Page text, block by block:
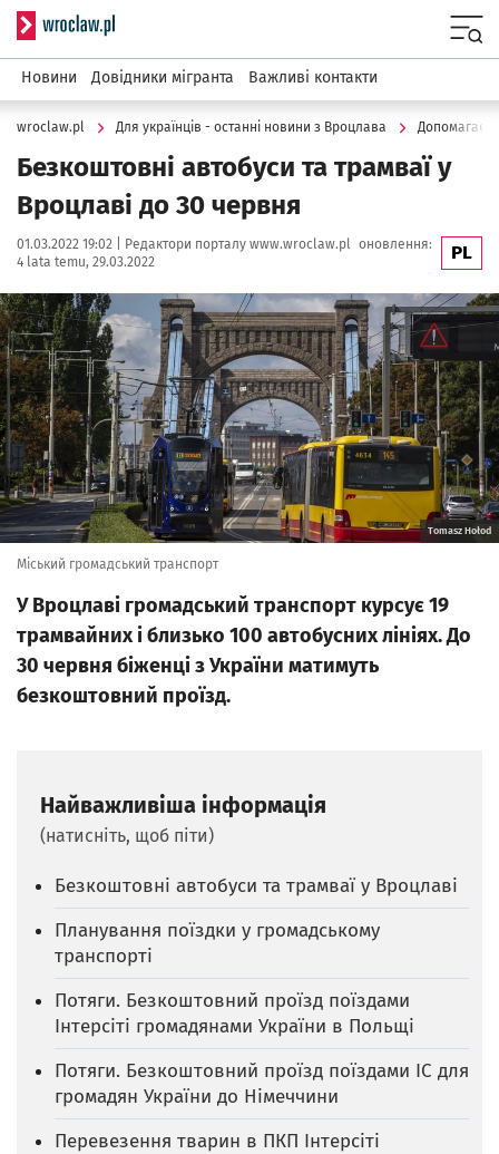
Serwis informacyjny wroclaw.pl
Новини Довідники мігранта Важливі контакти
wroclaw.pl Для українців - останні новини з Вроцлава
Безкоштовні автобуси та трамваї у
Вроцлаві до 30 червня
Data publikacji:
01.03.2022 19:02 | Autor:
Редактори порталу www.wroclaw.pl оновлення:
4 lata temu, 29.03.2022
PL
Kliknij, aby powiększyć
Tomasz Hołod
Міський громадський транспорт
У Вроцлаві громадський транспорт курсує 19
трамвайних і близько 100 автобусних лініях. До
30 червня біженці з України матимуть
безкоштовний проїзд.
Найважливіша інформація
(натисніть, щоб піти)
Безкоштовні автобуси та трамваї у Вроцлаві
Планування поїздки у громадському
транспорті
Потяги. Безкоштовний проїзд поїздами
Iнтерсіті громадянами України в Польщі
Потяги. Безкоштовний проїзд поїздами IC для
громадян України до Німеччини
Перевезення тварин в ПКП Інтерсіті